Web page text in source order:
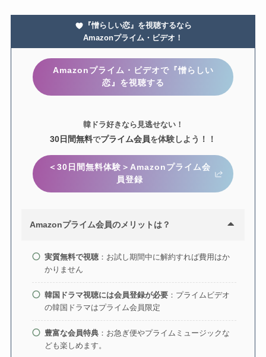
『憎らしい恋』を視聴するなら
Amazonプライム・ビデオ！
Amazonプライム・ビデオで『憎らしい
恋』を視聴する
韓ドラ好きなら見逃せない！
30日間無料でプライム会員を体験しよう！！
＜30日間無料体験＞Amazonプライム会
員登録
Amazonプライム会員のメリットは？
実質無料で視聴：お試し期間中に解約すれば費用はか
かりません
韓国ドラマ視聴には会員登録が必要：プライムビデオ
の韓国ドラマはプライム会員限定
豊富な会員特典：お急ぎ便やプライムミュージックな
ども楽しめます。